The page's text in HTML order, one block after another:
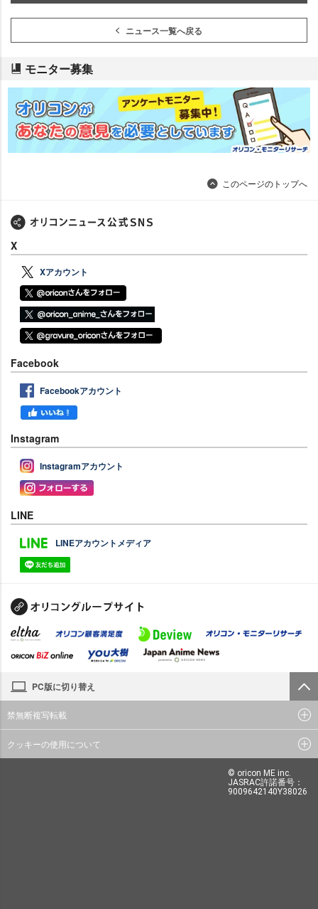
ニュース一覧へ戻る
モニター募集
このページのトップへ
X
Xアカウント
Facebook
Facebookアカウント
Instagram
Instagramアカウント
LINE
LINEアカウントメディア
PC版に切り替え
禁無断複写転載
クッキーの使用について
© oricon ME inc.
JASRAC許諾番号：
9009642140Y38026